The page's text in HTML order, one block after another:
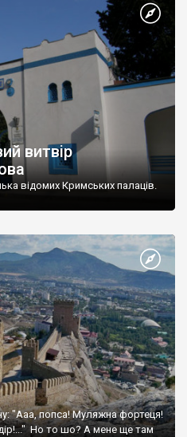
витвір
відомих Кримських палаців.
"Ааа, попса! Муляжна фортеця!
Но то шо? А мене ще там